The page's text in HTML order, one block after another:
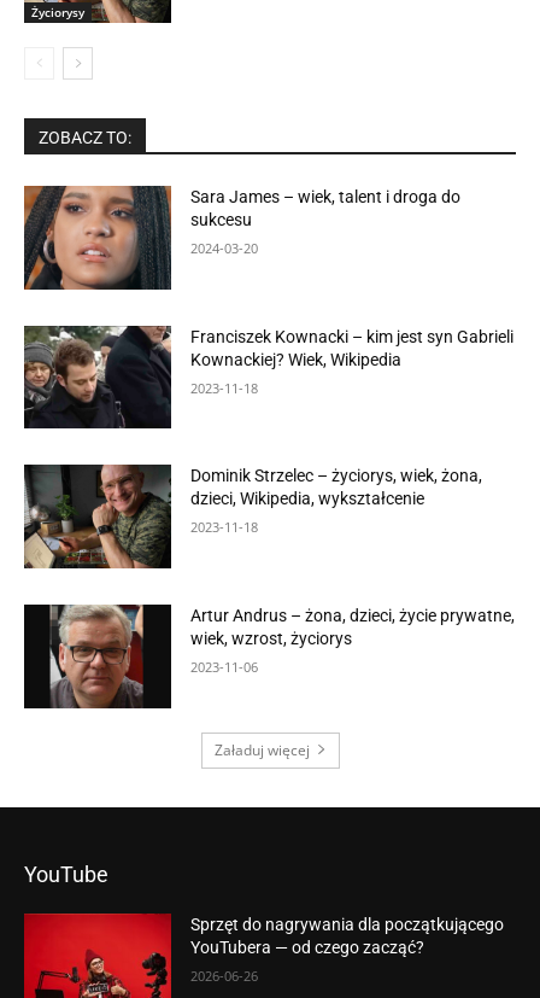
Życiorysy
ZOBACZ TO:
Sara James – wiek, talent i droga do
sukcesu
2024-03-20
Franciszek Kownacki – kim jest syn Gabrieli
Kownackiej? Wiek, Wikipedia
2023-11-18
Dominik Strzelec – życiorys, wiek, żona,
dzieci, Wikipedia, wykształcenie
2023-11-18
Artur Andrus – żona, dzieci, życie prywatne,
wiek, wzrost, życiorys
2023-11-06
Załaduj więcej
YouTube
Sprzęt do nagrywania dla początkującego
YouTubera — od czego zacząć?
2026-06-26